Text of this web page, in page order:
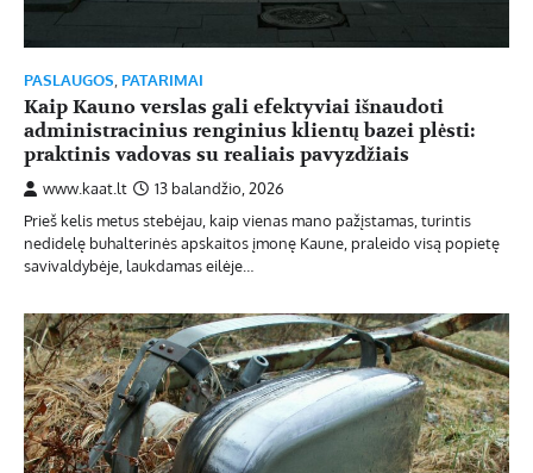
PASLAUGOS, PATARIMAI
Kaip Kauno verslas gali efektyviai išnaudoti
administracinius renginius klientų bazei plėsti:
praktinis vadovas su realiais pavyzdžiais
www.kaat.lt
13 balandžio, 2026
Prieš kelis metus stebėjau, kaip vienas mano pažįstamas, turintis
nedidelę buhalterinės apskaitos įmonę Kaune, praleido visą popietę
savivaldybėje, laukdamas eilėje…